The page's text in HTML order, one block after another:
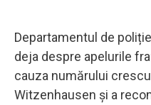
Departamentul de
deja despre apelurile
cauza numărului
Witzenhausen și a